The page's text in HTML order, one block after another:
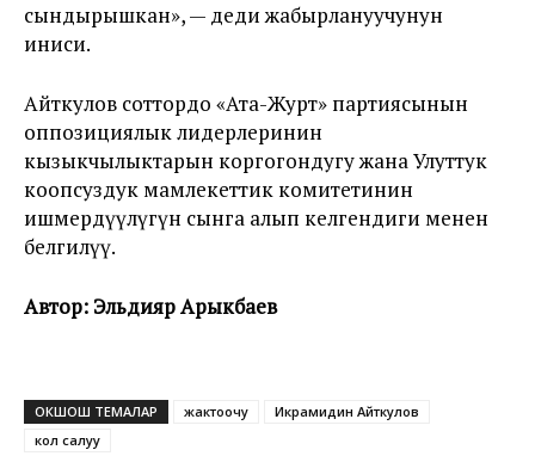
сындырышкан», — деди жабырлануучунун
иниси.
Айткулов соттордо «Ата-Журт» партиясынын
оппозициялык лидерлеринин
кызыкчылыктарын коргогондугу жана Улуттук
коопсуздук мамлекеттик комитетинин
ишмердүүлүгүн сынга алып келгендиги менен
белгилүү.
Автор: Эльдияр Арыкбаев
ОКШОШ ТЕМАЛАР жактоочу
Икрамидин Айткулов
кол салуу